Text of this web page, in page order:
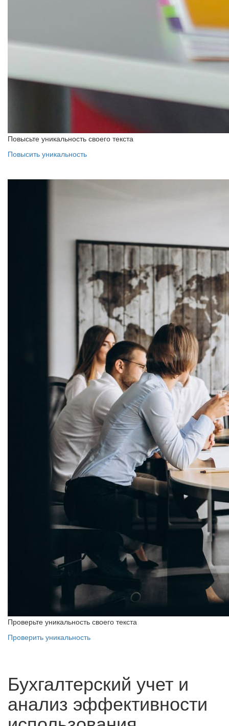
Повысьте уникальность своего текста
Повысить уникальность
Проверьте уникальность своего текста
Проверить уникальность
Бухгалтерский учет и
анализ эффективности